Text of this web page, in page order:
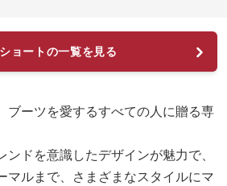
ョートの一覧を見る
ブーツを愛するすべての人に贈る専
ンドを意識したデザインが魅力で、
マルまで、さまざまなスタイルにマ